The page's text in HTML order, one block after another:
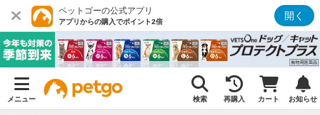
ペットゴーの公式アプリ
アプリからの購入でポイント2倍 開く
メニュー 検索 再購入 カート お知らせ